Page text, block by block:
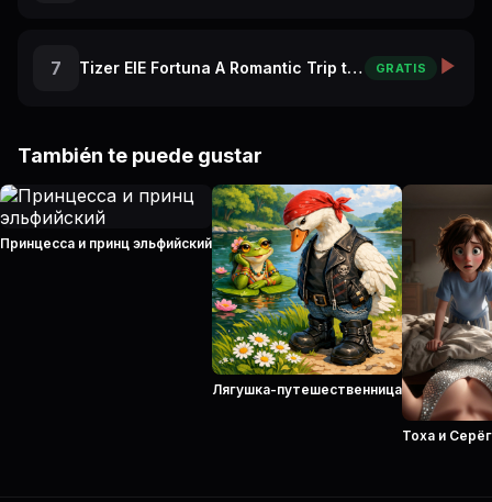
7 Tizer ElE Fortuna A Romantic Trip to Paris GRATIS
También te puede gustar
Принцесса и принц эльфийский
Лягушка-путешественница
Тоха и